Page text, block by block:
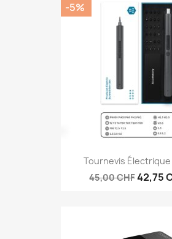
Tournevis Électrique
45,00 CHF42,75
-5%